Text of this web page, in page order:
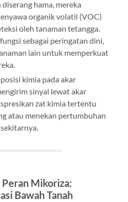
hama, mereka
organik volatil (VOC)
oleh tanaman tetangga.
sebagai peringatan dini,
lain untuk memperkuat
kimia pada akar
sinyal lewat akar
zat kimia tertentu
atau menekan pertumbuhan
Mikoriza:
Bawah Tanah